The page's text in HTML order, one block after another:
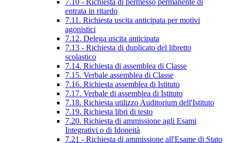
7.10 - Richiesta di permesso permanente di
entrata in ritardo
7.11. Richiesta uscita anticipata per motivi
agonistici
7.12. Delega uscita anticipata
7.13 - Richiesta di duplicato del libretto
scolastico
7.14. Richiesta di assemblea di Classe
7.15. Verbale assemblea di Classe
7.16. Richiesta assemblea di Istituto
7.17. Verbale di assemblea di Istituto
7.18. Richiesta utilizzo Auditorium dell'Istituto
7.19. Richiesta libri di testo
7.20. Richiesta di ammissione agli Esami
Integrativi o di Idoneità
7.21 - Richiesta di ammissione all'Esame di Stato